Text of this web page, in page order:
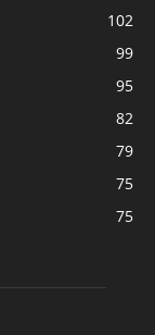
102
99
95
82
79
75
75